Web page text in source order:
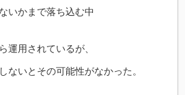
いかまで落ち込む中
運用されているが、
ないとその可能性がなかった。